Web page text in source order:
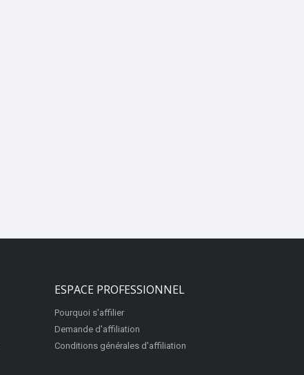
ESPACE PROFESSIONNEL
Pourquoi s'affilier
Demande d'affiliation
Conditions générales d'affiliation